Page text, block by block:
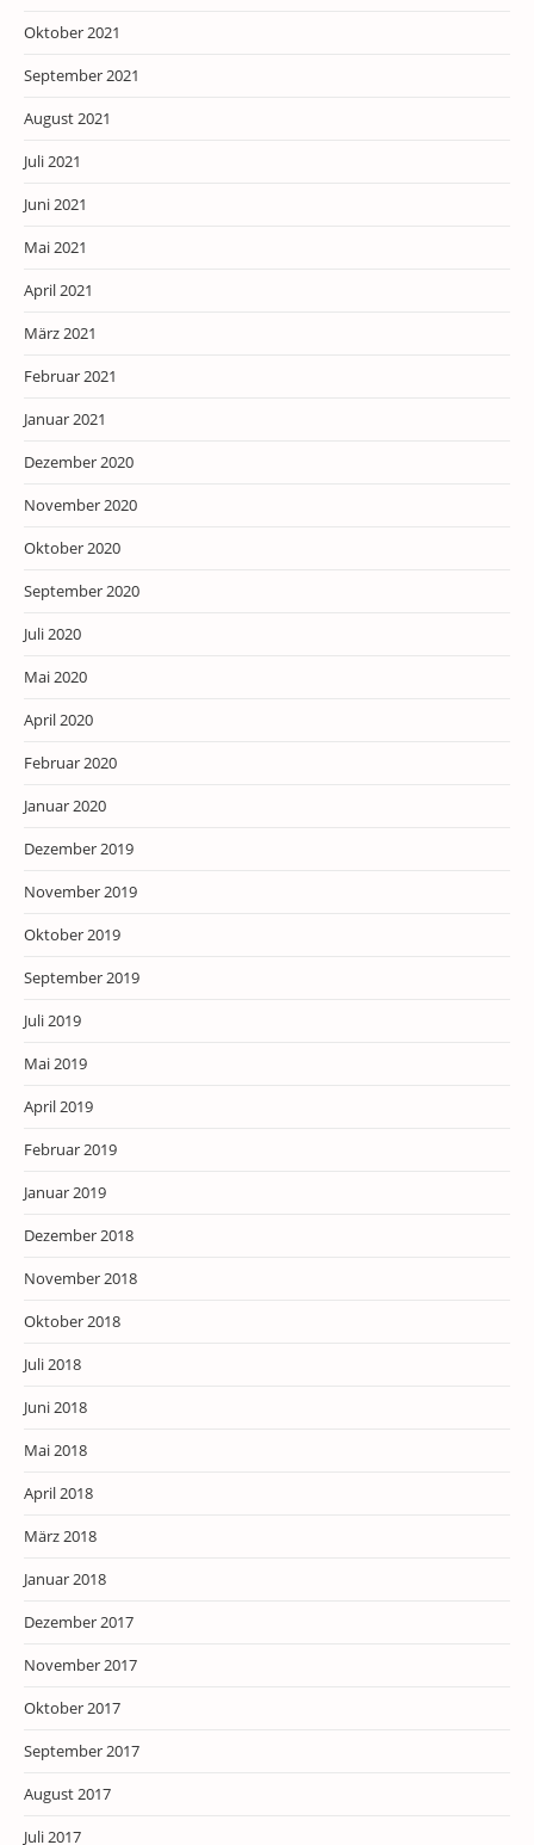
Oktober 2021
September 2021
August 2021
Juli 2021
Juni 2021
Mai 2021
April 2021
März 2021
Februar 2021
Januar 2021
Dezember 2020
November 2020
Oktober 2020
September 2020
Juli 2020
Mai 2020
April 2020
Februar 2020
Januar 2020
Dezember 2019
November 2019
Oktober 2019
September 2019
Juli 2019
Mai 2019
April 2019
Februar 2019
Januar 2019
Dezember 2018
November 2018
Oktober 2018
Juli 2018
Juni 2018
Mai 2018
April 2018
März 2018
Januar 2018
Dezember 2017
November 2017
Oktober 2017
September 2017
August 2017
Juli 2017